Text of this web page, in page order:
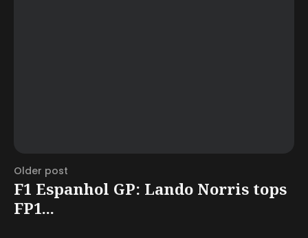
Older post
F1 Espanhol GP: Lando Norris tops
FP1...